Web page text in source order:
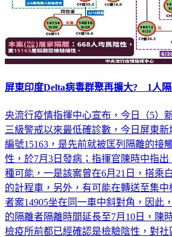
屏東印度Delta病毒群聚再擴大? 1人
央流行疫情指揮中心宣布，今日（5）
三級警戒以來最低確診數，今日屏東
編號15163，是先前就被匡列隔離的接
性，於7月3日發病；指揮官陳時中指出
種可能，一是該案曾在6月21日，搭乘
的計程車，另外，有可能在轉送至集
者案14905坐在同一車中斜對角，因此
的隔離者隔離時間延長至7月10日，陳
檢疫所前都已經確認是檢驗陰性，對